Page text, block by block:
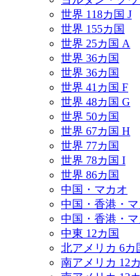
世界 118カ国 J
世界 155カ国
世界 25カ国 A
世界 36カ国
世界 36カ国
世界 41カ国 F
世界 48カ国 G
世界 50カ国
世界 67カ国 H
世界 77カ国
世界 78カ国 I
世界 86カ国
中国・マカオ
中国・香港・
中国・香港・
中東 12カ国
北アメリカ 6カ
南アメリカ 12